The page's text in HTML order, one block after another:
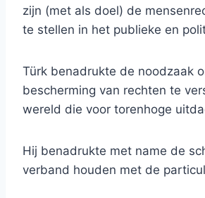
zijn (met als doel) de
te stellen in het publieke en
Türk benadrukte de noodzaak
bescherming van rechten te
wereld die voor torenhoge
Hij benadrukte met name de
verband houden met de